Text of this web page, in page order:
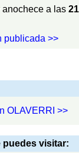
anochece a las
publicada >>
OLAVERRI >>
puedes visitar: